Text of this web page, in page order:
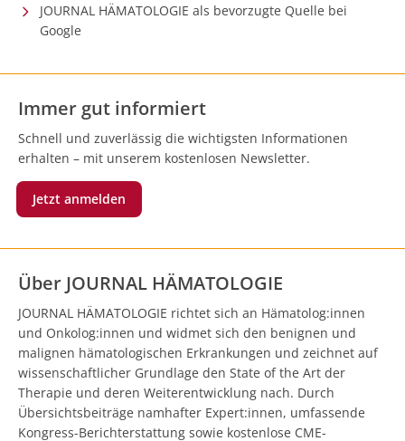
JOURNAL HÄMATOLOGIE als bevorzugte Quelle bei
Google
Immer gut informiert
Schnell und zuverlässig die wichtigsten Informationen
erhalten – mit unserem kostenlosen Newsletter.
Jetzt anmelden
Über JOURNAL HÄMATOLOGIE
JOURNAL HÄMATOLOGIE richtet sich an Hämatolog:innen
und Onkolog:innen und widmet sich den benignen und
malignen hämatologischen Erkrankungen und zeichnet auf
wissenschaftlicher Grundlage den State of the Art der
Therapie und deren Weiterentwicklung nach. Durch
Übersichtsbeiträge namhafter Expert:innen, umfassende
Kongress-Berichterstattung sowie kostenlose CME-